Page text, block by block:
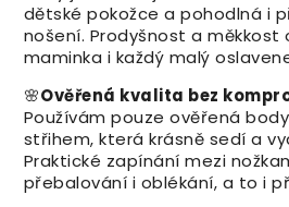
dětské pokožce a pohodlná i
nošení. Prodyšnost a měkkost
maminka i každý malý
🌸Ověřená kvalita bez
Používám pouze ověřená
střihem, která krásně sedí a
Praktické zapínání mezi
přebalování i oblékání, a to i